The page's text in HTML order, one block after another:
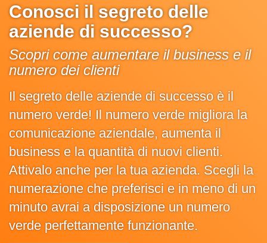
Conosci il segreto delle
aziende di successo?
Scopri come aumentare il business e il
numero dei clienti
Il segreto delle aziende di successo è il
numero verde! Il numero verde migliora la
comunicazione aziendale, aumenta il
business e la quantità di nuovi clienti.
Attivalo anche per la tua azienda. Scegli la
numerazione che preferisci e in meno di un
minuto avrai a disposizione un numero
verde perfettamente funzionante.